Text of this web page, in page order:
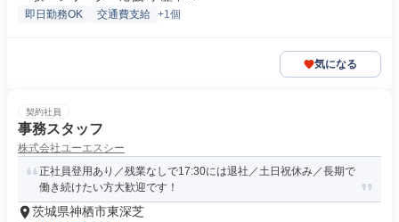
即日勤務OK 交通費支給 +1個
気になる
契約社員
事務スタッフ
株式会社ユーエスシー
正社員登用あり／残業なしで17:30には退社／土日祝休み／長期で
働き続けたい方大歓迎です！
茨城県神栖市東深芝